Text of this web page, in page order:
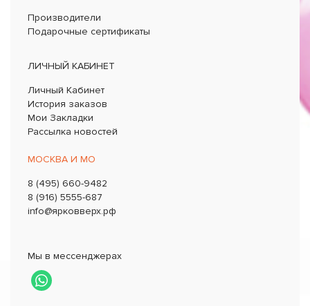
Производители
Подарочные сертификаты
ЛИЧНЫЙ КАБИНЕТ
Личный Кабинет
История заказов
Мои Закладки
Рассылка новостей
МОСКВА И МО
8 (495) 660-9482
8 (916) 5555-687
info@ярковверх.рф
Мы в мессенджерах